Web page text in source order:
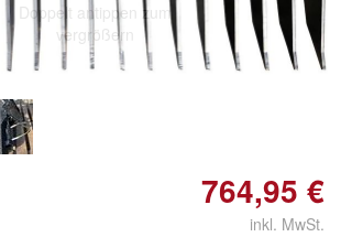
Doppelt antippen zum
vergrößern
764,95 €
inkl. MwSt.